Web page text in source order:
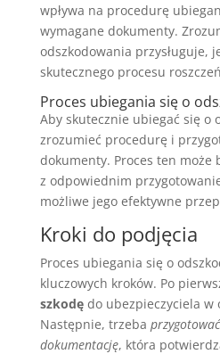
wpływa na procedurę
wymagane dokumenty.
odszkodowania przysługuje,
skutecznego procesu
Proces ubiegania się o
Aby skutecznie ubiegać się o
zrozumieć procedurę i
dokumenty. Proces ten może
z odpowiednim
możliwe jego efektywne
Kroki do podjęcia
Proces ubiegania się o
kluczowych kroków. Po
szkodędo ubezpieczyciela w
Następnie, trzeba
dokumentację, która